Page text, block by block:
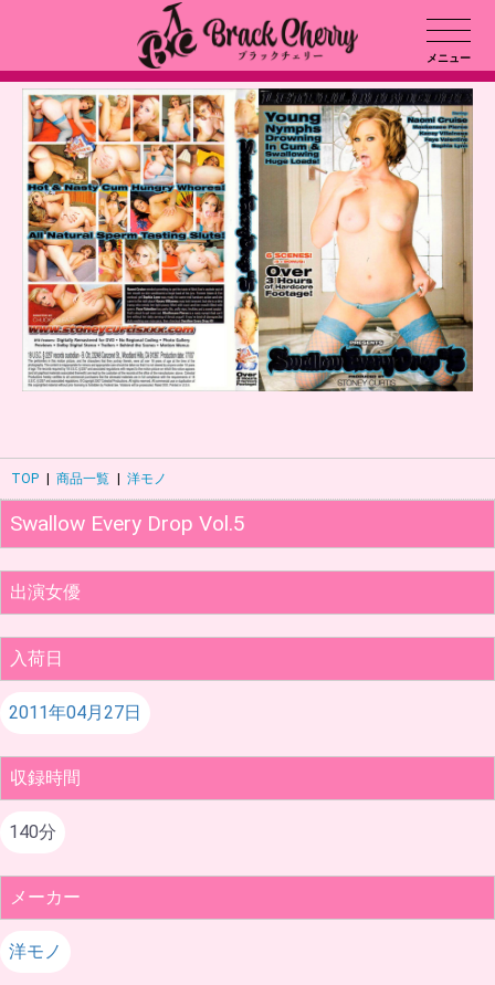
メニュー
TOP 商品一覧 洋モノ
Swallow Every Drop Vol.5
出演女優
入荷日
2011年04月27日
収録時間
140分
メーカー
洋モノ